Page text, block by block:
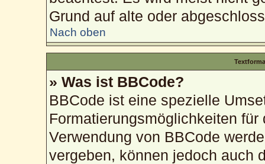
Grund auf alte oder
Nach oben
» Was ist BBCode?
BBCode ist eine spezielle
Formatierungsmöglichkeiten
Verwendung von BBCode
vergeben, können jedoch auch